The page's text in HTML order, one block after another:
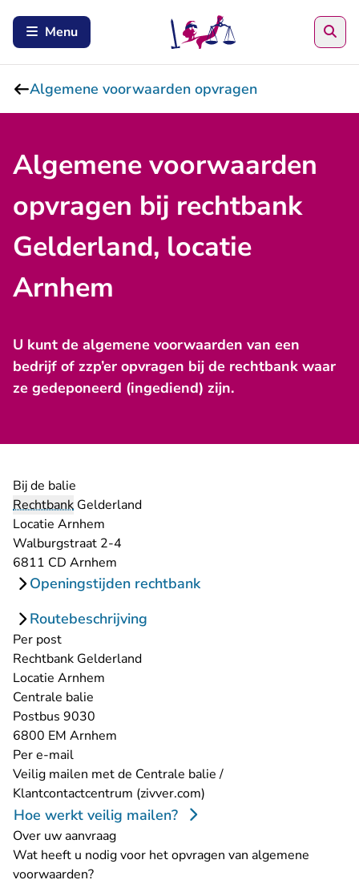
Menu
Algemene voorwaarden opvragen
Algemene voorwaarden
opvragen bij rechtbank
Gelderland, locatie
Arnhem
U kunt de algemene voorwaarden van een
bedrijf of zzp’er opvragen bij de rechtbank waar
ze gedeponeerd (ingediend) zijn.
Bij de balie
Rechtbank Gelderland
Locatie Arnhem
Walburgstraat 2-4
6811 CD Arnhem
Openingstijden rechtbank
Routebeschrijving
Per post
Rechtbank Gelderland
Locatie Arnhem
Centrale balie
Postbus 9030
6800 EM Arnhem
Per e-mail
Veilig mailen met de Centrale balie /
Klantcontactcentrum (zivver.com)
Hoe werkt veilig mailen?
Over uw aanvraag
Wat heeft u nodig voor het opvragen van algemene
voorwaarden?